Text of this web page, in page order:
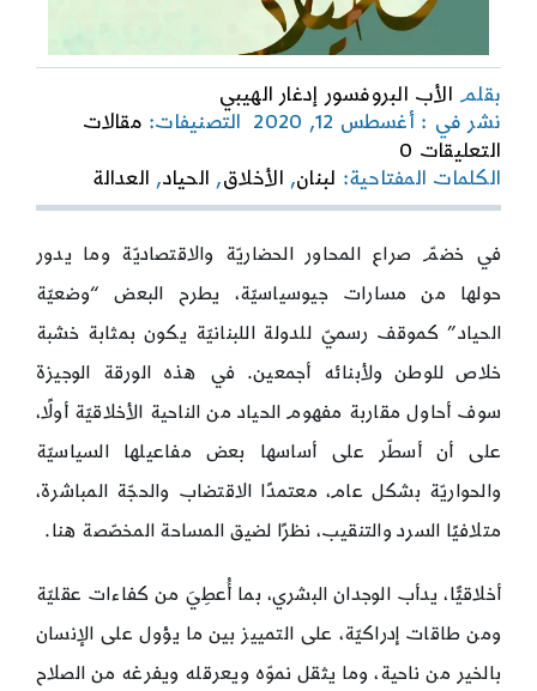
بقلم الأب البروفسور إدغار الهيبي
نشر في : أغسطس 12, 2020
التصنيفات: مقالات
التعليقات 0
on
المفهوم
الأخلاقي
ومفاعيله
السياسيّة
والحواريّة
الكلمات المفتاحية: لبنان, الأخلاق, الحياد, العدالة
في خضمّ صراع المحاور الحضاريّة والاقتصاديّة وما يدور
حولها من مسارات جيوسياسيّة، يطرح البعض “وضعيّة
الحياد” كموقف رسميّ للدولة اللبنانيّة يكون بمثابة خشبة
خلاص للوطن ولأبنائه أجمعين. في هذه الورقة الوجيزة
سوف أحاول مقاربة مفهوم الحياد من الناحية الأخلاقيّة أولًا،
على أن أسطّر على أساسها بعض مفاعيلها السياسيّة
والحواريّة بشكل عام، معتمدًا الاقتضاب والحجّة المباشرة،
متلافيًا السرد والتنقيب، نظرًا لضيق المساحة المخصّصة هنا.
أخلاقيًّا، يدأب الوجدان البشري، بما أُعطِيَ من كفاءات عقليّة
ومن طاقات إدراكيّة، على التمييز بين ما يؤول على الإنسان
بالخير من ناحية، وما يثقل نموّه ويعرقله ويفرغه من الصلاح